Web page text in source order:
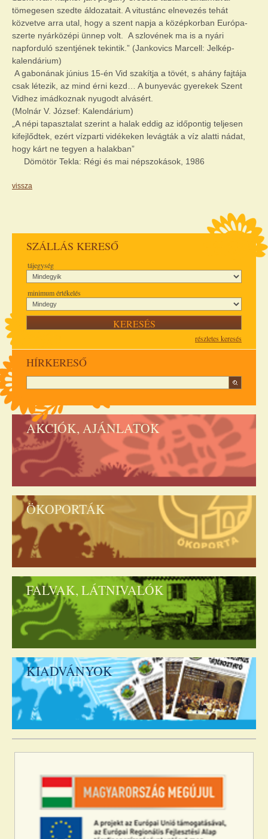
tömegesen szedte áldozatait. A vitustánc elnevezés tehát
közvetve arra utal, hogy a szent napja a középkorban Európa-
szerte nyárközépi ünnep volt. A szlovének ma is a nyári
napforduló szentjének tekintik.” (Jankovics Marcell: Jelkép-
kalendárium)
A gabonának június 15-én Vid szakítja a tövét, s ahány fajtája
csak létezik, az mind érni kezd… A bunyevác gyerekek Szent
Vidhez imádkoznak nyugodt alvásért.
(Molnár V. József: Kalendárium)
„A népi tapasztalat szerint a halak eddig az időpontig teljesen
kifejlődtek, ezért vízparti vidékeken levágták a víz alatti nádat,
hogy kárt ne tegyen a halakban”
Dömötör Tekla: Régi és mai népszokások, 1986
vissza
SZÁLLÁS KERESŐ
tájegység
minimum értékelés
részletes keresés
HÍRKERESŐ
AKCIÓK, AJÁNLATOK
ÖKOPORTÁK
FALVAK, LÁTNIVALÓK
KIADVÁNYOK